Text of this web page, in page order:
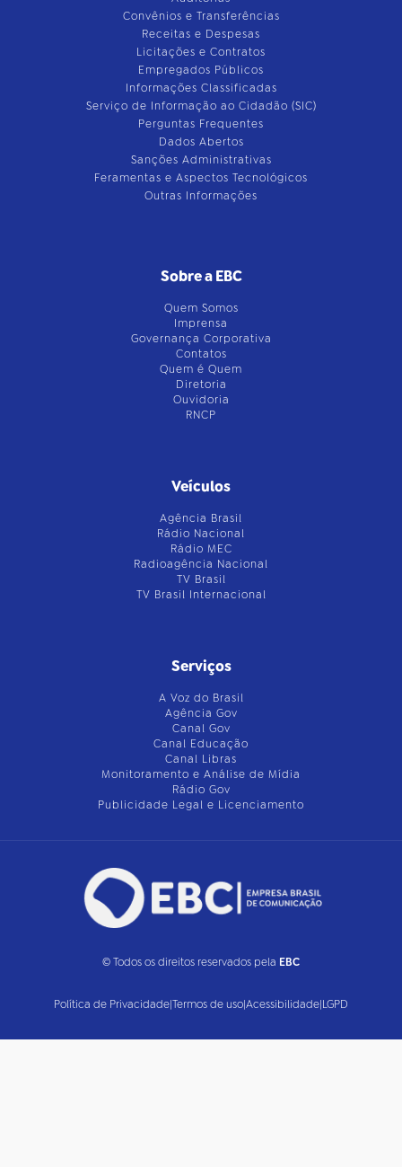
Convênios e Transferências
Receitas e Despesas
Licitações e Contratos
Empregados Públicos
Informações Classificadas
Serviço de Informação ao Cidadão (SIC)
Perguntas Frequentes
Dados Abertos
Sanções Administrativas
Feramentas e Aspectos Tecnológicos
Outras Informações
Sobre a EBC
Quem Somos
Imprensa
Governança Corporativa
Contatos
Quem é Quem
Diretoria
Ouvidoria
RNCP
Veículos
Agência Brasil
Rádio Nacional
Rádio MEC
Radioagência Nacional
TV Brasil
TV Brasil Internacional
Serviços
A Voz do Brasil
Agência Gov
Canal Gov
Canal Educação
Canal Libras
Monitoramento e Análise de Mídia
Rádio Gov
Publicidade Legal e Licenciamento
© Todos os direitos reservados pela EBC
Política de Privacidade|Termos de uso|Acessibilidade|LGPD